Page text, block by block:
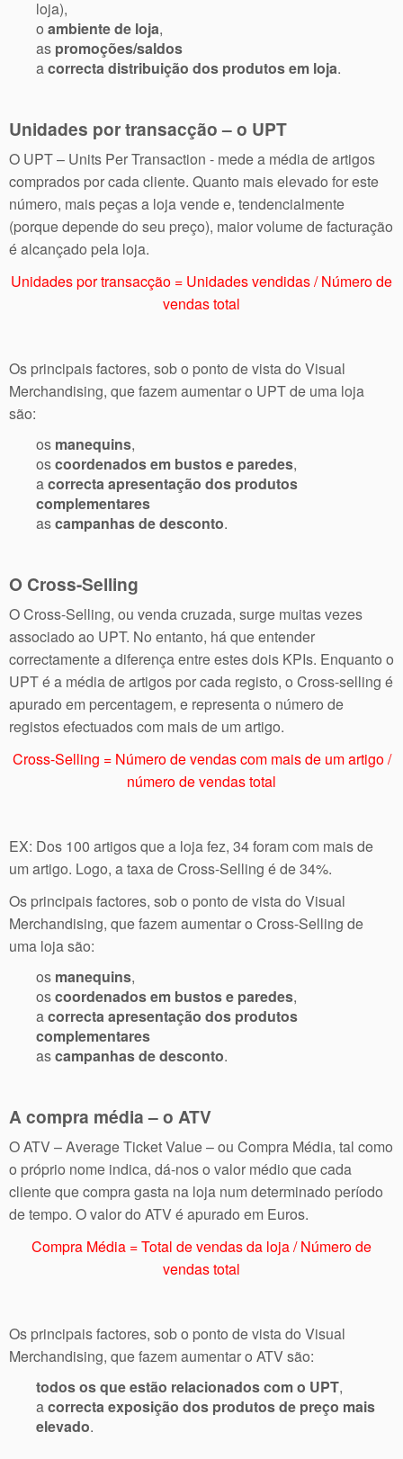
loja),
o ambiente de loja,
as promoções/saldos
acorrecta distribuição dos produtos em loja.
Unidades por transacção – o UPT
O UPT – Units Per Transaction - mede a média de artigos
comprados por cada cliente. Quanto mais elevado for este
número, mais peças a loja vende e, tendencialmente
(porque depende do seu preço), maior volume de facturação
é alcançado pela loja.
Unidades por transacção = Unidades vendidas / Número de
vendas total
Os principais factores, sob o ponto de vista do Visual
Merchandising, que fazem aumentar o UPT de uma loja
são:
os manequins,
oscoordenados em bustos e paredes,
acorrecta apresentação dos produtos
complementares
ascampanhas de desconto.
O Cross-Selling
O Cross-Selling, ou venda cruzada, surge muitas vezes
associado ao UPT. No entanto, há que entender
correctamente a diferença entre estes dois KPIs. Enquanto o
UPT é a média de artigos por cada registo, o Cross-selling é
apurado em percentagem, e representa o número de
registos efectuados com mais de um artigo.
Cross-Selling = Número de vendas com mais de um artigo /
número de vendas total
EX: Dos 100 artigos que a loja fez, 34 foram com mais de
um artigo. Logo, a taxa de Cross-Selling é de 34%.
Os principais factores, sob o ponto de vista do Visual
Merchandising, que fazem aumentar o Cross-Selling de
uma loja são:
os manequins,
oscoordenados em bustos e paredes,
acorrecta apresentação dos produtos
complementares
ascampanhas de desconto.
A compra média – o ATV
O ATV – Average Ticket Value – ou Compra Média, tal como
o próprio nome indica, dá-nos o valor médio que cada
cliente que compra gasta na loja num determinado período
de tempo. O valor do ATV é apurado em Euros.
Compra Média = Total de vendas da loja / Número de
vendas total
Os principais factores, sob o ponto de vista do Visual
Merchandising, que fazem aumentar o ATV são:
todos os que estão relacionados com o UPT,
acorrecta exposição dos produtos de preço mais
elevado.